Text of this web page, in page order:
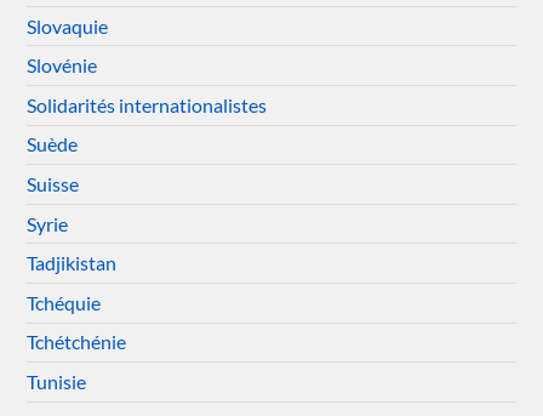
Slovaquie
Slovénie
Solidarités internationalistes
Suède
Suisse
Syrie
Tadjikistan
Tchéquie
Tchétchénie
Tunisie